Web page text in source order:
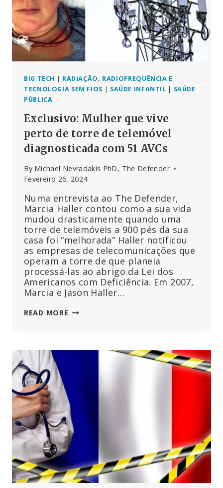
148
PÁGINAS
DE
INFORMAÇÃO
SOBRE
MIOCARDITE
INJECÇÕES
DE
BIG TECH | RADIAÇÃO, RADIOFREQUÊNCIA E
TECNOLOGIA SEM FIOS | SAÚDE INFANTIL | SAÚDE
PÚBLICA
Exclusivo: Mulher que vive
perto de torre de telemóvel
diagnosticada com 51 AVCs
By Michael Nevradakis PhD, The Defender
Fevereiro 26, 2024
Numa entrevista ao The Defender,
Marcia Haller contou como a sua vida
mudou drasticamente quando uma
torre de telemóveis a 900 pés da sua
casa foi “melhorada” Haller notificou
as empresas de telecomunicações que
operam a torre de que planeia
processá-las ao abrigo da Lei dos
Americanos com Deficiência. Em 2007,
Marcia e Jason Haller…
READ MORE EXCLUSIVO:
TELEMÓVEL
DIAGNOSTICADA
COM
51
AVCS